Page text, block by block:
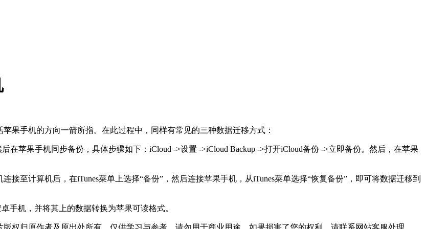
果手机的方向一箭所指。在此过程中，同样有常见的三种数据迁移方式：
在苹果手机同步备份，具体步骤如下：iCloud ->设置 ->iCloud Backup ->打开iCloud备份 ->立即备份。然后，在苹果
接至计算机后，在iTunes菜单上选择“备份”，然后连接苹果手机，从iTunes菜单选择“恢复备份”，即可将数据迁移到
手机，并将其上的数据转换为苹果可读格式。
权归原作者及原出处所有，仅供学习与参考，请勿用于商业用途，如果损害了您的权利，请联系网站客服处理。